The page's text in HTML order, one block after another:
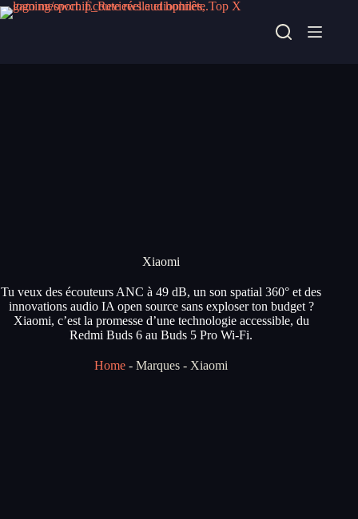
Passer
au
Xiaomi
Tu veux des écouteurs ANC à 49 dB, un son spatial 360° et des
innovations audio IA open source sans exploser ton budget ?
Xiaomi, c’est la promesse d’une technologie accessible, du
Redmi Buds 6 au Buds 5 Pro Wi-Fi.
Home -Marques - Xiaomi